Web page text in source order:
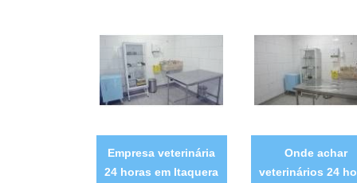
Empresa veterinária
24 horas em Itaquera
Onde achar
veterinários 24